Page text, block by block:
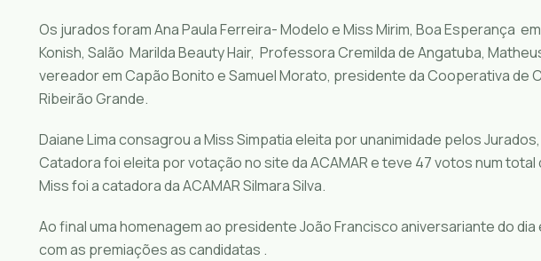
Os jurados foram Ana Paula Ferreira- Modelo e Miss Mirim, Boa Esperança em
Konish, Salão Marilda Beauty Hair, Professora Cremilda de Angatuba,
vereador em Capão Bonito e Samuel Morato, presidente da Cooperativa de
Ribeirão Grande.
Daiane Lima consagrou a Miss Simpatia eleita por unanimidade pelos
Catadora foi eleita por votação no site da ACAMAR e teve 47 votos num total
Miss foi a catadora da ACAMAR Silmara Silva.
Ao final uma homenagem ao presidente João Francisco aniversariante do
com as premiações as candidatas .